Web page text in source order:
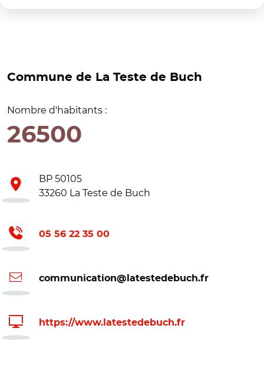
Commune de La Teste de Buch
Nombre d'habitants :
26500
BP 50105
33260 La Teste de Buch
05 56 22 35 00
communication@latestedebuch.fr
https://www.latestedebuch.fr